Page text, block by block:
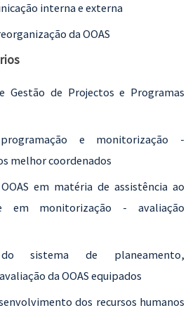
interna e externa
da OOAS
Gestão de Projectos e Programas
e monitorização -
melhor coordenados
em matéria de assistência ao
em monitorização - avaliação
sistema de planeamento,
da OOAS equipados
dos recursos humanos